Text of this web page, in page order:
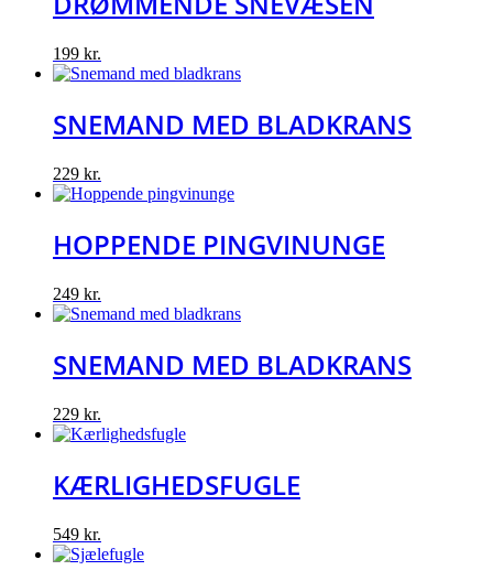
199 kr.
SNEMAND MED BLADKRANS
229 kr.
HOPPENDE PINGVINUNGE
249 kr.
SNEMAND MED BLADKRANS
229 kr.
KÆRLIGHEDSFUGLE
549 kr.